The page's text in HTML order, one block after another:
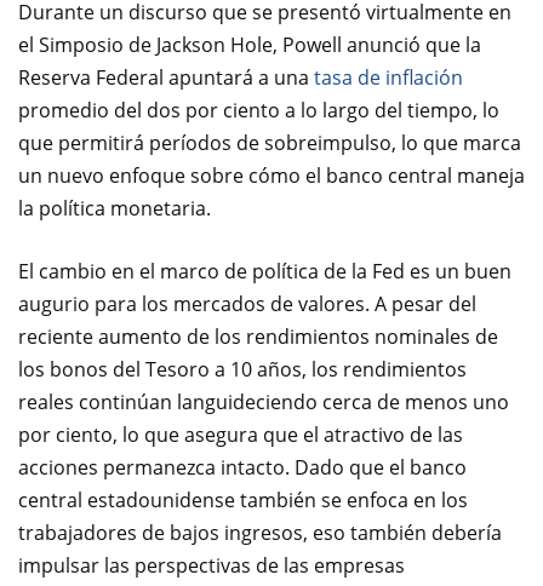
Durante un discurso que se presentó virtualmente en
el Simposio de Jackson Hole, Powell anunció que la
Reserva Federal apuntará a una tasa de inflación
promedio del dos por ciento a lo largo del tiempo, lo
que permitirá períodos de sobreimpulso, lo que marca
un nuevo enfoque sobre cómo el banco central maneja
la política monetaria.
El cambio en el marco de política de la Fed es un buen
augurio para los mercados de valores. A pesar del
reciente aumento de los rendimientos nominales de
los bonos del Tesoro a 10 años, los rendimientos
reales continúan languideciendo cerca de menos uno
por ciento, lo que asegura que el atractivo de las
acciones permanezca intacto. Dado que el banco
central estadounidense también se enfoca en los
trabajadores de bajos ingresos, eso también debería
impulsar las perspectivas de las empresas